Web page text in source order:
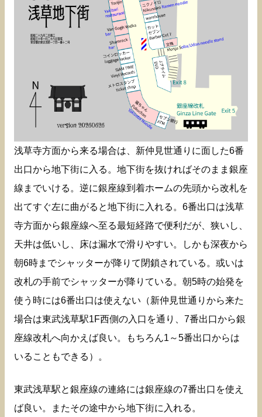
浅草寺方面から来る場合は、新仲見世通りに面した6番
出口から地下街に入る。地下街を抜ければそのまま銀座
線までいける。逆に銀座線到着ホームの先頭から改札を
出てすぐ左に曲がると地下街に入れる。6番出口は浅草
寺方面から銀座線へ至る最短経路で便利だが、狭いし、
天井は低いし、床は漏水で滑りやすい。しかも深夜から
朝6時までシャッターが降りて閉鎖されている。或いは
改札の手前でシャッターが降りている。朝5時の始発を
使う時には6番出口は使えない（新仲見世通りから来た
場合は東武浅草駅1F西側の入口を通り、7番出口から銀
座線改札へ向かえば良い。もちろん1～5番出口からは
いることもできる）。
東武浅草駅と銀座線の連絡には銀座線の7番出口を使え
ば良い。またその途中から地下街に入れる。